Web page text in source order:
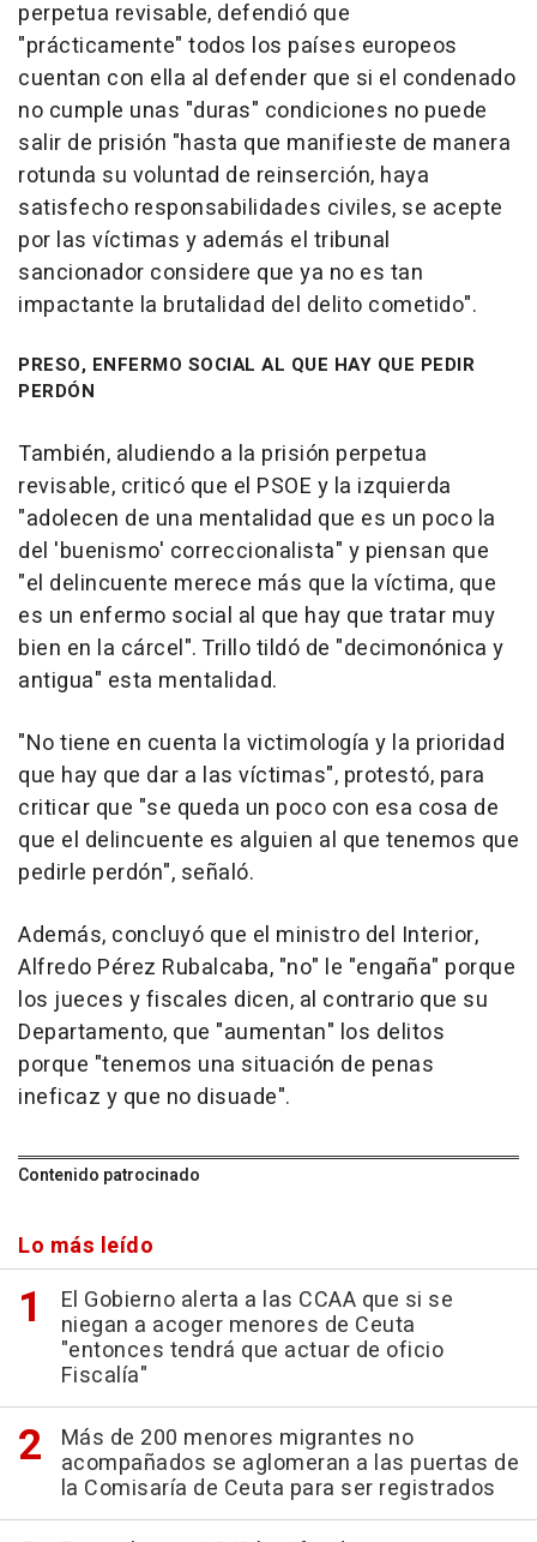
perpetua revisable, defendió que
"prácticamente" todos los países europeos
cuentan con ella al defender que si el condenado
no cumple unas "duras" condiciones no puede
salir de prisión "hasta que manifieste de manera
rotunda su voluntad de reinserción, haya
satisfecho responsabilidades civiles, se acepte
por las víctimas y además el tribunal
sancionador considere que ya no es tan
impactante la brutalidad del delito cometido".
PRESO, ENFERMO SOCIAL AL QUE HAY QUE PEDIR
PERDÓN
También, aludiendo a la prisión perpetua
revisable, criticó que el PSOE y la izquierda
"adolecen de una mentalidad que es un poco la
del 'buenismo' correccionalista" y piensan que
"el delincuente merece más que la víctima, que
es un enfermo social al que hay que tratar muy
bien en la cárcel". Trillo tildó de "decimonónica y
antigua" esta mentalidad.
"No tiene en cuenta la victimología y la prioridad
que hay que dar a las víctimas", protestó, para
criticar que "se queda un poco con esa cosa de
que el delincuente es alguien al que tenemos que
pedirle perdón", señaló.
Además, concluyó que el ministro del Interior,
Alfredo Pérez Rubalcaba, "no" le "engaña" porque
los jueces y fiscales dicen, al contrario que su
Departamento, que "aumentan" los delitos
porque "tenemos una situación de penas
ineficaz y que no disuade".
Contenido patrocinado
Lo más leído
El Gobierno alerta a las CCAA que si se
niegan a acoger menores de Ceuta
"entonces tendrá que actuar de oficio
Fiscalía"
Más de 200 menores migrantes no
acompañados se aglomeran a las puertas de
la Comisaría de Ceuta para ser registrados